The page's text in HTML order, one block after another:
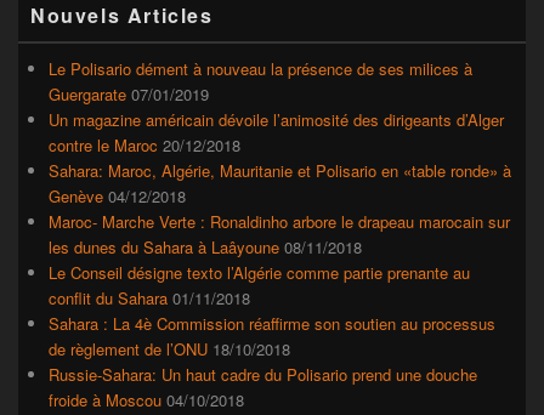
principale
de
widget
barre
latérale
Nouvels Articles
Le Polisario dément à nouveau la présence de ses milices à
Guergarate 07/01/2019
Un magazine américain dévoile l’animosité des dirigeants d’Alger
contre le Maroc 20/12/2018
Sahara: Maroc, Algérie, Mauritanie et Polisario en «table ronde» à
Genève 04/12/2018
Maroc- Marche Verte : Ronaldinho arbore le drapeau marocain sur
les dunes du Sahara à Laâyoune 08/11/2018
Le Conseil désigne texto l’Algérie comme partie prenante au
conflit du Sahara 01/11/2018
Sahara : La 4è Commission réaffirme son soutien au processus
de règlement de l’ONU 18/10/2018
Russie-Sahara: Un haut cadre du Polisario prend une douche
froide à Moscou 04/10/2018